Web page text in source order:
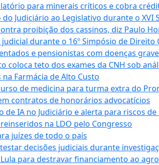
para minerais críticos e cobra
Judiciário ao Legislativo durante o XVI
proibição dos cassinos, diz Paulo
durante o 16º Simpósio de Direito
e pensionistas com doenças
teto dos exames da CNH sob
Farmácia de Alto Custo
de medicina para turma extra do
contratos de honorários advocatícios
de IA no Judiciário e alerta para riscos
na LDO pelo Congresso
juízes de todo o país
decisões judiciais durante
para destravar financiamento ao agro